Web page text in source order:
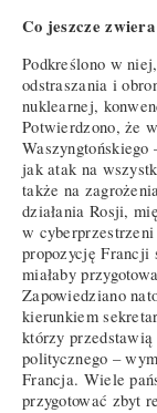
Co jeszcze
Podkreślono w
odstraszania i
nuklearnej,
Potwierdzono, że
Waszyngtońskiego
jak atak na
także na
działania Rosji,
w
propozycję Francji
miałaby
Zapowiedziano
kierunkiem
którzy
politycznego –
Francja. Wiele
przygotować zbyt